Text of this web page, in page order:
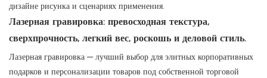
дизайне рисунка и сценариях применения.
Лазерная гравировка: превосходная текстура,
сверхпрочность, легкий вес, роскошь и деловой стиль.
Лазерная гравировка — лучший выбор для элитных корпоративных
подарков и персонализации товаров под собственной торговой